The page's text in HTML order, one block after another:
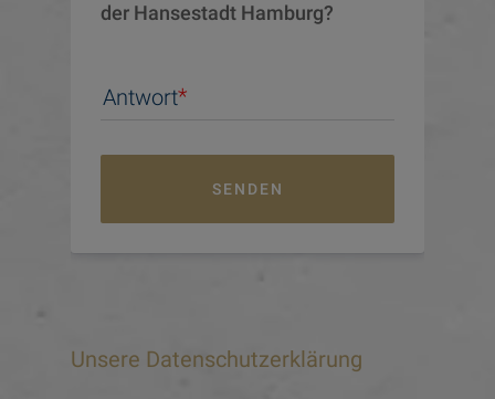
der Hansestadt Hamburg?
Antwort
SENDEN
Unsere Datenschutzerklärung